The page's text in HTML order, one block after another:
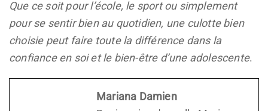
Que ce soit pour l’école, le sport ou simplement
pour se sentir bien au quotidien, une culotte bien
choisie peut faire toute la différence dans la
confiance en soi et le bien-être d’une adolescente.
Mariana Damien